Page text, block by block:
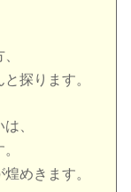
探ります。
、
めきます。